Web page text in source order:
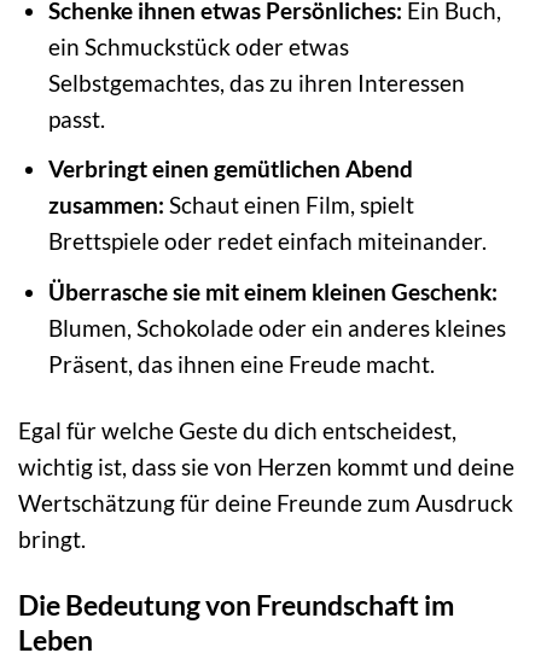
Schenke ihnen etwas Persönliches: Ein Buch,
ein Schmuckstück oder etwas
Selbstgemachtes, das zu ihren Interessen
passt.
Verbringt einen gemütlichen Abend
zusammen: Schaut einen Film, spielt
Brettspiele oder redet einfach miteinander.
Überrasche sie mit einem kleinen Geschenk:
Blumen, Schokolade oder ein anderes kleines
Präsent, das ihnen eine Freude macht.
Egal für welche Geste du dich entscheidest,
wichtig ist, dass sie von Herzen kommt und deine
Wertschätzung für deine Freunde zum Ausdruck
bringt.
Die Bedeutung von Freundschaft im
Leben